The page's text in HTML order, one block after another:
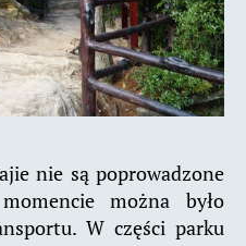
nie są poprowadzone
można było
W części parku